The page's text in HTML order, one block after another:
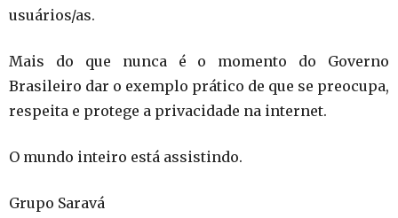
usuários/as.
Mais do que nunca é o momento do Governo
Brasileiro dar o exemplo prático de que se preocupa,
respeita e protege a privacidade na internet.
O mundo inteiro está assistindo.
Grupo Saravá